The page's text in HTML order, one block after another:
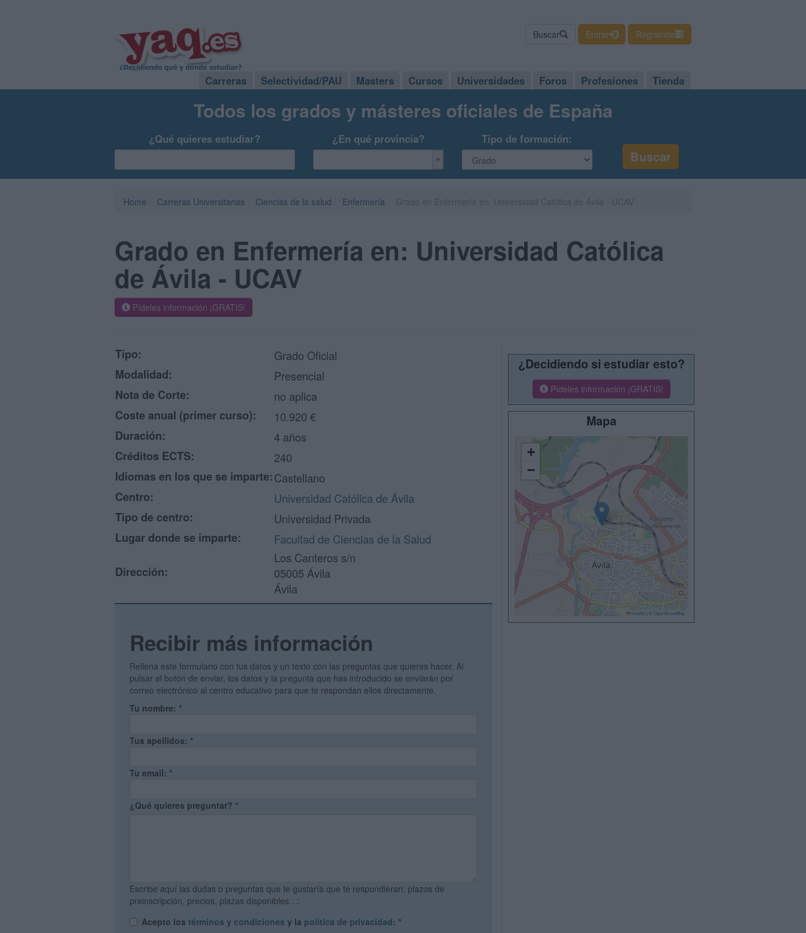
Buscar Entrar Regístrate
Carreras Selectividad/PAU Masters Cursos Universidades Foros Profesiones Tienda
Todos los grados y másteres oficiales de España
¿Qué quieres estudiar? ¿En qué provincia? Tipo de formación:
Home Carreras Universitarias Ciencias de la salud Enfermería
Grado en Enfermería en: Universidad Católica
de Ávila - UCAV
Pídeles información ¡GRATIS!
Tipo:
Grado Oficial
Modalidad:
Presencial
Nota de Corte:
no aplica
Coste anual (primer curso):
10.920 €
Duración:
4 años
Créditos ECTS:
240
Idiomas en los que se imparte:Castellano
Centro:
Universidad Católica de Ávila
Tipo de centro:
Universidad Privada
Lugar donde se imparte:
Facultad de Ciencias de la Salud
Dirección:
Los Canteros s/n
05005 Ávila
Ávila
Recibir más información
Rellena este formulario con tus datos y un texto con las preguntas que quieres hacer. Al
pulsar el botón de enviar, los datos y la pregunta que has introducido se enviarán por
correo electrónico al centro educativo para que te respondan ellos directamente.
Tu nombre: *
Tus apellidos: *
Tu email: *
¿Qué quieres preguntar? *
Escribe aquí las dudas o preguntas que te gustaría que te respondieran: plazos de
preinscripción, precios, plazas disponibles…:
Acepto los términos y condiciones y la política de privacidad: *
¿Decidiendo si estudiar esto?
Pídeles información ¡GRATIS!
Mapa
+
−
Leaflet © OpenStreetMap